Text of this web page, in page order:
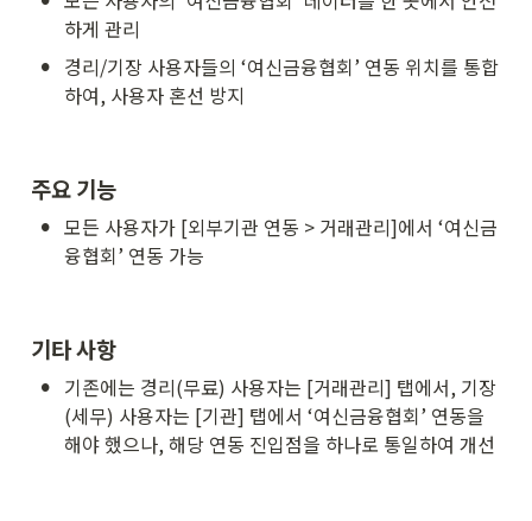
하게 관리
• 경리/기장 사용자들의 ‘여신금융협회’ 연동 위치를 통합
하여, 사용자 혼선 방지
주요 기능
• 모든 사용자가 [외부기관 연동 > 거래관리]에서 ‘여신금
융협회’ 연동 가능
기타 사항
• 기존에는 경리(무료) 사용자는 [거래관리] 탭에서, 기장
(세무) 사용자는 [기관] 탭에서 ‘여신금융협회’ 연동을
해야 했으나, 해당 연동 진입점을 하나로 통일하여 개선